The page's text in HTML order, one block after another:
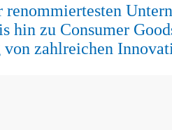
hin zu Consumer
zahlreichen